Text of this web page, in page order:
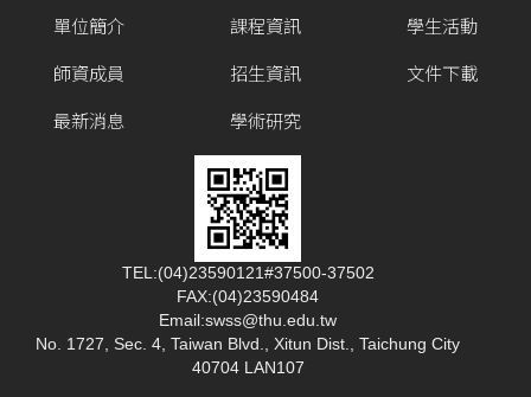
單位簡介
師資成員
最新消息
課程資訊
招生資訊
學術研究
學生活動
文件下載
TEL:(04)23590121#37500-37502
FAX:(04)23590484
Email:swss@thu.edu.tw
No. 1727, Sec. 4, Taiwan Blvd., Xitun Dist., Taichung City
40704 LAN107